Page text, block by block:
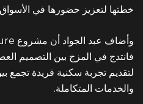
خطتها لتعزيز حضورها في الأسواق
فانتدج في المزج بين التصميم
لتقديم تجربة سكنية فريدة تجمع
والخدمات المتكاملة.